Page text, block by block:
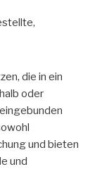
die in ein
oder
und bieten
und